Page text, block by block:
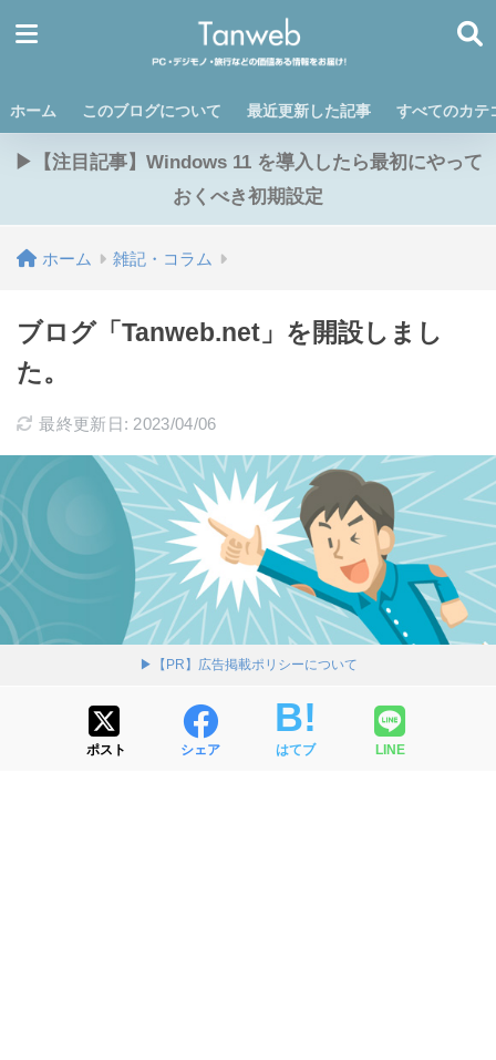
ホーム このブログについて 最近更新した記事 すべてのカテ
▶【注目記事】Windows 11 を導入したら最初にやって
おくべき初期設定
ホーム 雑記・コラム
ブログ「Tanweb.net」を開設しまし
た。
最終更新日: 2023/04/06
▶【PR】広告掲載ポリシーについて
ポスト シェア はてブ LINE